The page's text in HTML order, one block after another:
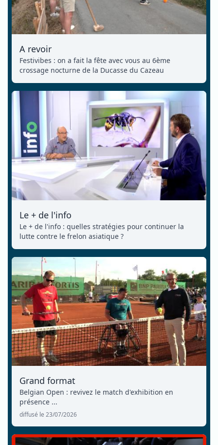
A revoir
Festivibes : on a fait la fête avec vous au 6ème
crossage nocturne de la Ducasse du Cazeau
Le + de l'info
Le + de l'info : quelles stratégies pour continuer la
lutte contre le frelon asiatique ?
Grand format
Belgian Open : revivez le match d'exhibition en
présence ...
diffusé le 23/07/2026